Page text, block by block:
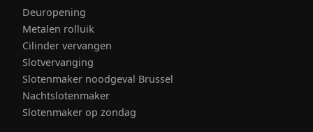
Deuropening
Metalen rolluik
Cilinder vervangen
Slotvervanging
Slotenmaker noodgeval Brussel
Nachtslotenmaker
Slotenmaker op zondag